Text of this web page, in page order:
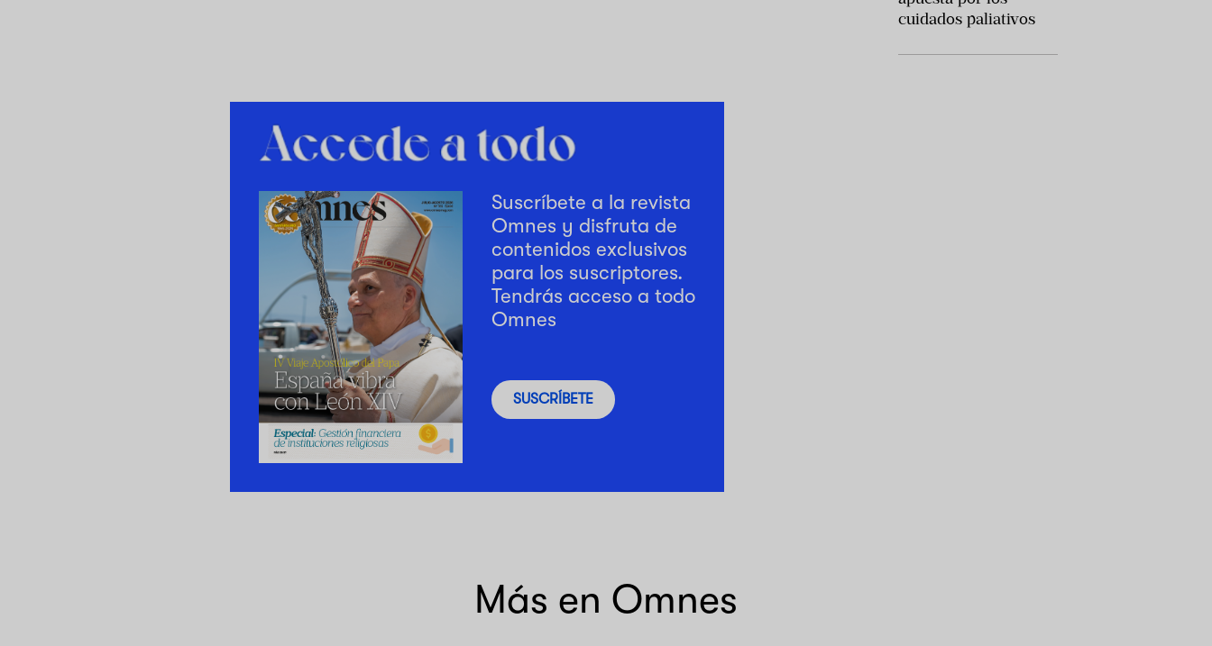
cuidados paliativos
Suscríbete a la revista
Omnes y disfruta de
contenidos exclusivos
para los suscriptores.
Tendrás acceso a todo
Omnes
SUSCRÍBETE
Más en Omnes